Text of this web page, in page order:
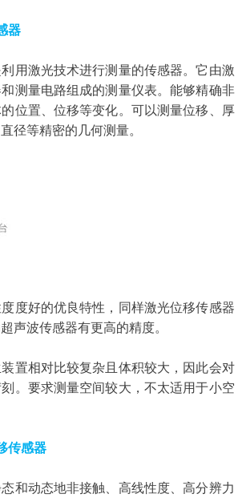
器
用激光技术进行测量的传感器。它由激
测量电路组成的测量仪表。能够精确非
位置、位移等变化。可以测量位移、厚
径等精密的几何测量。
度好的优良特性，同样激光位移传感器
声波传感器有更高的精度。
置相对比较复杂且体积较大，因此会对
。要求测量空间较大，不太适用于小空
传感器
和动态地非接触、高线性度、高分辨力